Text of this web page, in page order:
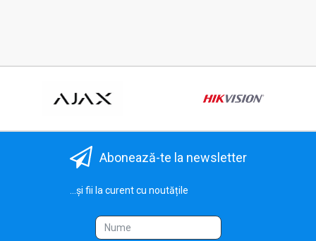
Abonează-te la newsletter
...și fii la curent cu noutățile